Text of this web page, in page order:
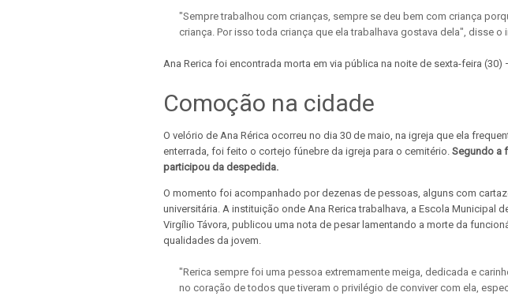
"Sempre trabalhou com crianças, sempre se deu bem com criança
criança. Por isso toda criança que ela trabalhava gostava dela", disse o
Ana Rerica foi encontrada morta em via pública na noite de sexta-feira (30)
Comoção na cidade
O velório de Ana Rérica ocorreu no dia 30 de maio, na igreja que ela
enterrada, foi feito o cortejo fúnebre da igreja para o cemitério. Segundo a
participou da despedida.
O momento foi acompanhado por dezenas de pessoas, alguns com
universitária. A instituição onde Ana Rerica trabalhava, a Escola Municipal
Virgílio Távora, publicou uma nota de pesar lamentando a morte da
qualidades da jovem.
"Rerica sempre foi uma pessoa extremamente meiga, dedicada e
no coração de todos que tiveram o privilégio de conviver com ela,